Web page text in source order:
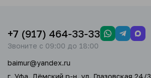
+7 (917) 464-33-33
Звоните с 09:00 до 18:00
baimur@yandex.ru
г. Уфа, Дёмский р-н, ул. Глазовская 24/3